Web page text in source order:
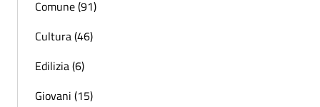
Comune (91)
Cultura (46)
Edilizia (6)
Giovani (15)